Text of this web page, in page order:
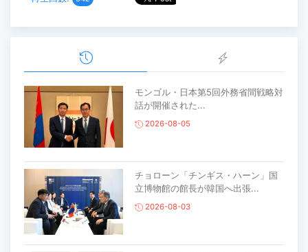
モンゴル・日本第5回外務省間戦略対
話が開催された...
2026-08-05
チョローン「チンギス・ハーン」国
立博物館の館長が韓国へ出張...
2026-08-03